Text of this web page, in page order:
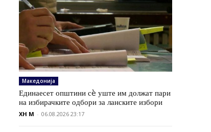
Македонија
Единаесет општини сè уште им должат пари
на избирачките одбори за ланските избори
XH M - 06.08.2026 23:17